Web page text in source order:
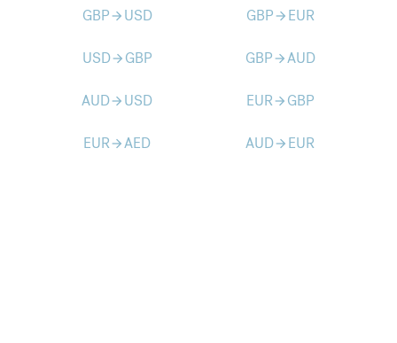
GBParrow_forward USD GBParrow_forward EUR
USDarrow_forward GBP GBParrow_forwardAUD
AUDarrow_forward USD EURarrow_forward GBP
EURarrow_forwardAED AUDarrow_forward EUR